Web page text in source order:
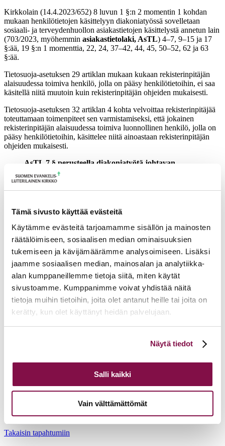
Tämä sivusto käyttää evästeitä
Käytämme evästeitä tarjoamamme sisällön ja mainosten
räätälöimiseen, sosiaalisen median ominaisuuksien
tukemiseen ja kävijämäärämme analysoimiseen. Lisäksi
jaamme sosiaalisen median, mainosalan ja analytiikka-
alan kumppaneillemme tietoja siitä, miten käytät
sivustoamme. Kumppanimme voivat yhdistää näitä
tietoja muihin tietoihin, joita olet antanut heille tai joita on
kerätty, kun olet käyttänyt heidän palvelujaan.
linkistä.
Näytä tiedot
Salli kaikki
Vain välttämättömät
Kirkkolain (14.4.2023/652) 8 luvun 1 §:n 2 momentin 1 kohdan
mukaan henkilötietojen käsittelyyn diakoniatyössä sovelletaan
sosiaali- ja terveydenhuollon asiakastietojen käsittelystä annetun lain
(703/2023, myöhemmin asiakastietolaki, AsTL) 4–7, 9–15 ja 17
§:ää, 19 §:n 1 momenttia, 22, 24, 37–42, 44, 45, 50–52, 62 ja 63
§:ää.
Tietosuoja-asetuksen 29 artiklan mukaan kukaan rekisterinpitäjän
alaisuudessa toimiva henkilö, jolla on pääsy henkilötietoihin, ei saa
käsitellä niitä muutoin kuin rekisterinpitäjän ohjeiden mukaisesti.
Tietosuoja-asetuksen 32 artiklan 4 kohta velvoittaa rekisterinpitäjää
toteuttamaan toimenpiteet sen varmistamiseksi, että jokainen
rekisterinpitäjän alaisuudessa toimiva luonnollinen henkilö, jolla on
pääsy henkilötietoihin, käsittelee niitä ainoastaan rekisterinpitäjän
ohjeiden mukaisesti.
AsTL 7 § perusteella diakoniatyötä johtavan
seurakunnan viranhaltijan on annettava kirjalliset
ohjeet asiakastietojen käsittelystä ja noudatettavista
menettelytavoista sekä huolehdittava
osaamisesta asiakastietojen käsittelyssä
Ei osanottomaksua.
Ilmoittautuneille lähetetään teams-linkki viimeistään 16.9., jolloin
ilmoittautuminen päättyy.
Lisätietoja
airi.raitaranta@evl.fi
19.08.2026
Ikkunoita kristilliseen spiritualiteettiin: Matkakumppanuuden päivä
Toimistoväen verkostotapaaminen 08.09.2026
Takaisin tapahtumiin